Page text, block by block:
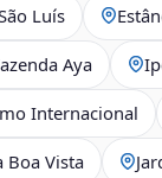
Luís
Aya
Internacional
Boa Vista